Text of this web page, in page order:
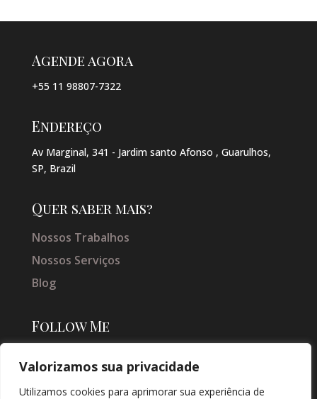
Valorizamos sua privacidade
Utilizamos cookies para aprimorar sua experiência de
Agende agora
+55 11 98807-7322
Endereço
Av Marginal, 341 - Jardim santo Afonso , Guarulhos,
SP, Brazil
Quer saber mais?
Nossos Trabalhos
Nossos Serviços
Blog
Follow Me